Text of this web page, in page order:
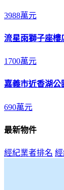
3988萬元
流星雨獅子座樓
1700萬元
嘉義市近香湖公
690萬元
最新物件
經紀業者排名